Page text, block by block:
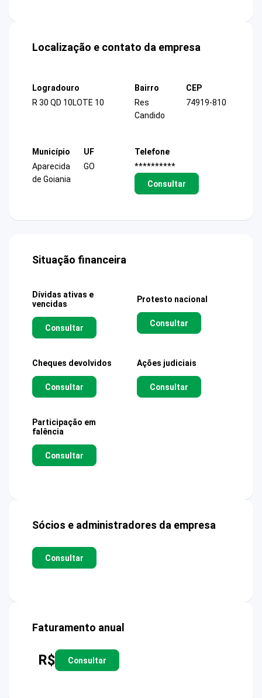
Localização e contato da empresa
Logradouro
R 30 QD 10LOTE 10
Bairro
Res
Candido
CEP
74919-810
Município
Aparecida
de Goiania
UF
GO
Telefone
**********
Consultar
Situação financeira
Dívidas ativas e
vencidas
Consultar
Protesto nacional
Consultar
Cheques devolvidos
Consultar
Ações judiciais
Consultar
Participação em
falência
Consultar
Sócios e administradores da empresa
Consultar
Faturamento anual
R$ Consultar